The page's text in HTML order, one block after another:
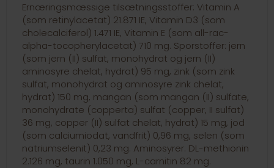
Ernæringsmæssige tilsætningsstoffer: Vitamin A
(som retinylacetat) 21.871 IE, Vitamin D3 (som
cholecalciferol) 1.471 IE, Vitamin E (som all-rac-
alpha-tocopherylacetat) 710 mg. Sporstoffer: jern
(som jern (II) sulfat, monohydrat og jern (II)
aminosyre chelat, hydrat) 95 mg, zink (som zink
sulfat, monohydrat og aminosyre zink chelat,
hydrat) 150 mg, mangan (som mangan (II) sulfate,
monohydrate (copperta) sulfat (copper, II sulfat)
36 mg, copper (II) sulfat chelat, hydrat) 15 mg, jod
(som calciumiodat, vandfrit) 0,96 mg, selen (som
natriumselenit) 0,23 mg. Aminosyrer: DL-methionin
2.126 mg, taurin 1.050 mg, L-carnitin 82 mg.